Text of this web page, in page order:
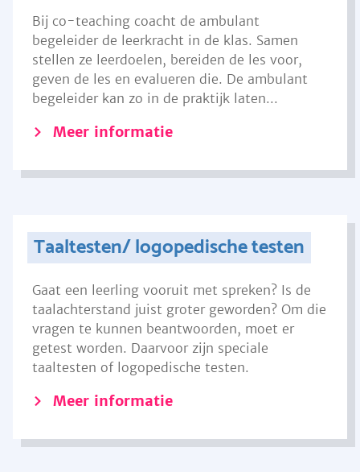
Bij co-teaching coacht de ambulant
begeleider de leerkracht in de klas. Samen
stellen ze leerdoelen, bereiden de les voor,
geven de les en evalueren die. De ambulant
begeleider kan zo in de praktijk laten...
Meer informatie
Taaltesten/ logopedische testen
Gaat een leerling vooruit met spreken? Is de
taalachterstand juist groter geworden? Om die
vragen te kunnen beantwoorden, moet er
getest worden. Daarvoor zijn speciale
taaltesten of logopedische testen.
Meer informatie